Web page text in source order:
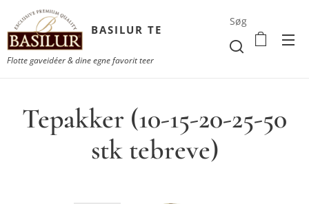
BASILUR TE
Flotte gaveidéer & dine egne favorit teer
Søg
Tepakker (10-15-20-25-50
stk tebreve)